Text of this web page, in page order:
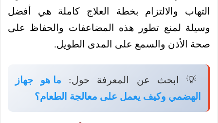
التهاب والالتزام بخطة العلاج كاملة هي أفضل
وسيلة لمنع تطور هذه المضاعفات والحفاظ على
صحة الأذن والسمع على المدى الطويل.
💡 ابحث عن المعرفة حول: ما هو جهاز
الهضمي وكيف يعمل على معالجة الطعام؟